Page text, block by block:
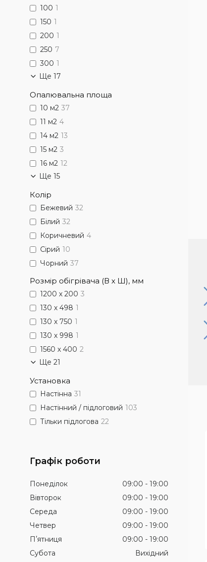
100 1
150 1
200 1
250 7
300 1
Ще 17
Опалювальна площа
10 м2 37
11 м2 4
14 м2 13
15 м2 3
16 м2 12
Ще 15
Колір
Бежевий 32
Білий 32
Коричневий 4
Сірий 10
Чорний 37
Розмір обігрівача (В х Ш), мм
1200 х 200 3
130 х 498 1
130 х 750 1
130 х 998 1
1560 х 400 2
Ще 21
Установка
Настінна 31
Настінний / підлоговий 103
Тільки підлогова 22
Графік роботи
Понеділок 09:00
19:00
Вівторок
09:00
19:00
Середа
09:00
19:00
Четвер
09:00
19:00
Пʼятниця
09:00
19:00
Субота
Вихідний